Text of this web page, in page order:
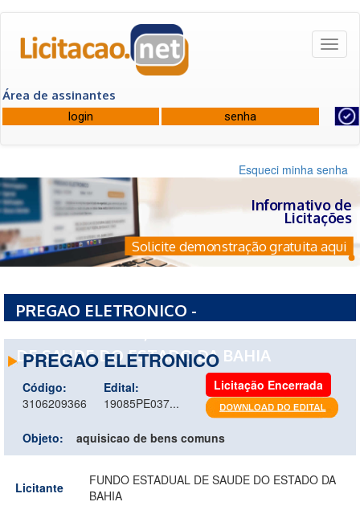
Área de assinantes
Esqueci minha senha
Informativo de
Licitações
Solicite demonstração gratuita aqui
PREGAO ELETRONICO -
DE SAUDE DO ESTADO DA BAHIA
PREGAO ELETRONICO
Código:
3106209366
Edital:
19085PE037...
Licitação Encerrada
Objeto: aquisicao de bens comuns
Licitante
FUNDO ESTADUAL DE SAUDE DO ESTADO DA
BAHIA